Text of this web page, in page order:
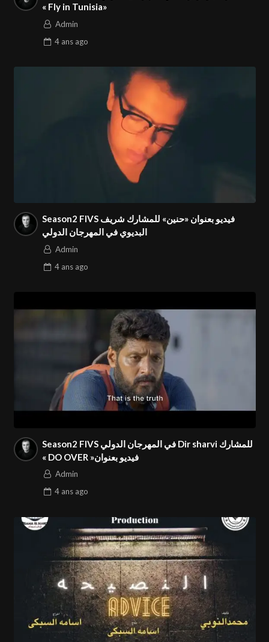
« Fly in Tunisia»
Admin
4 ans ago
Season2 FIVS فيديو بعنوان «حنين» للمشارك شريف
البديوي في المهرجان الدولي
Admin
4 ans ago
Season2 FIVS في المهرجان الدولي Dir sharvi للمشارك
« DO OVER »فيديو بعنوان
Admin
4 ans ago